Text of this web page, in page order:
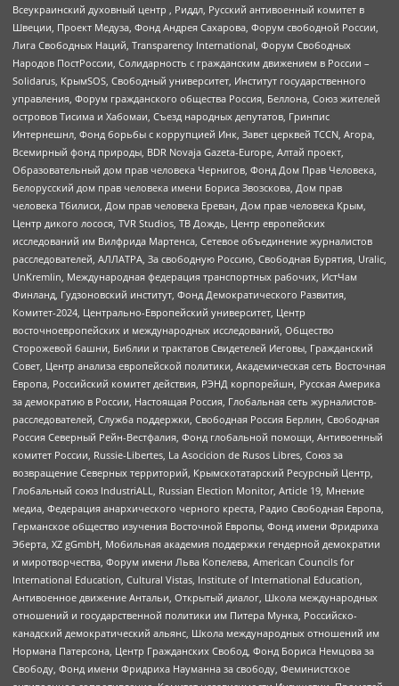
Всеукраинский духовный центр , Риддл, Русский антивоенный комитет в
Швеции, Проект Медуза, Фонд Андрея Сахарова, Форум свободной России,
Лига Свободных Наций, Transparеncy International, Форум Свободных
Народов ПостРоссии, Солидарность с гражданским движением в России –
Solidarus, КрымSOS, Свободный университет, Институт государственного
управления, Форум гражданского общества Россия, Беллона, Союз жителей
островов Тисима и Хабомаи, Съезд народных депутатов, Гринпис
Интернешнл, Фонд борьбы с коррупцией Инк, Завет церквей TCCN, Агора,
Всемирный фонд природы, BDR Novaja Gazeta-Europe, Алтай проект,
Образовательный дом прав человека Чернигов, Фонд Дом Прав Человека,
Белорусский дом прав человека имени Бориса Звозскова, Дом прав
человека Тбилиси, Дом прав человека Ереван, Дом прав человека Крым,
Центр дикого лосося, TVR Studios, ТВ Дождь, Центр европейских
исследований им Вилфрида Мартенса, Сетевое объединение журналистов
расследователей, АЛЛАТРА, За свободную Россию, Свободная Бурятия, Uralic,
UnKremlin, Международная федерация транспортных рабочих, ИстЧам
Финланд, Гудзоновский институт, Фонд Демократического Развития,
Комитет-2024, Центрально-Европейский университет, Центр
восточноевропейских и международных исследований, Общество
Сторожевой башни, Библии и трактатов Свидетелей Иеговы, Гражданский
Совет, Центр анализа европейской политики, Академическая сеть Восточная
Европа, Российский комитет действия, РЭНД корпорейшн, Русская Америка
за демократию в России, Настоящая Россия, Глобальная сеть журналистов-
расследователей, Служба поддержки, Свободная Россия Берлин, Свободная
Россия Северный Рейн-Вестфалия, Фонд глобальной помощи, Антивоенный
комитет России, Russie-Libertes, La Asocicion de Rusos Libres, Союз за
возвращение Северных территорий, Крымскотатарский Ресурсный Центр,
Глобальный союз IndustriALL, Russian Election Monitor, Article 19, Мнение
медиа, Федерация анархического черного креста, Радио Свободная Европа,
Германское общество изучения Восточной Европы, Фонд имени Фридриха
Эберта, XZ gGmbH, Мобильная академия поддержки гендерной демократии
и миротворчества, Форум имени Льва Копелева, American Councils for
International Education, Cultural Vistas, Institute of International Education,
Антивоенное движение Антальи, Открытый диалог, Школа международных
отношений и государственной политики им Питера Мунка, Российско-
канадский демократический альянс, Школа международных отношений им
Нормана Патерсона, Центр Гражданских Свобод, Фонд Бориса Немцова за
Свободу, Фонд имени Фридриха Науманна за свободу, Феминистское